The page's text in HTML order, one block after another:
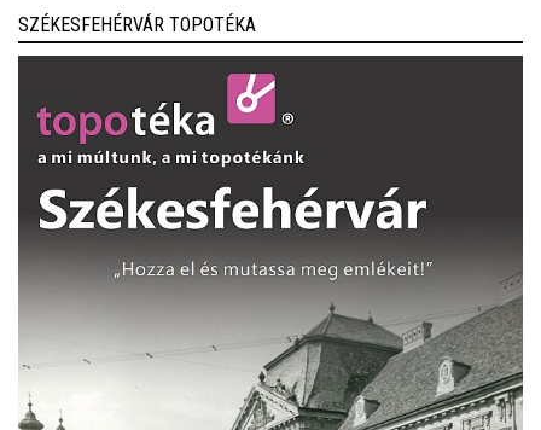
SZÉKESFEHÉRVÁR TOPOTÉKA